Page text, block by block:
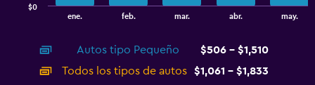
displaying
categories.
Range:
ene. feb. mar. abr. may.
$0
Autos tipo Pequeño
$506 - $1,510
Todos los tipos de autos
$1,061 - $1,833